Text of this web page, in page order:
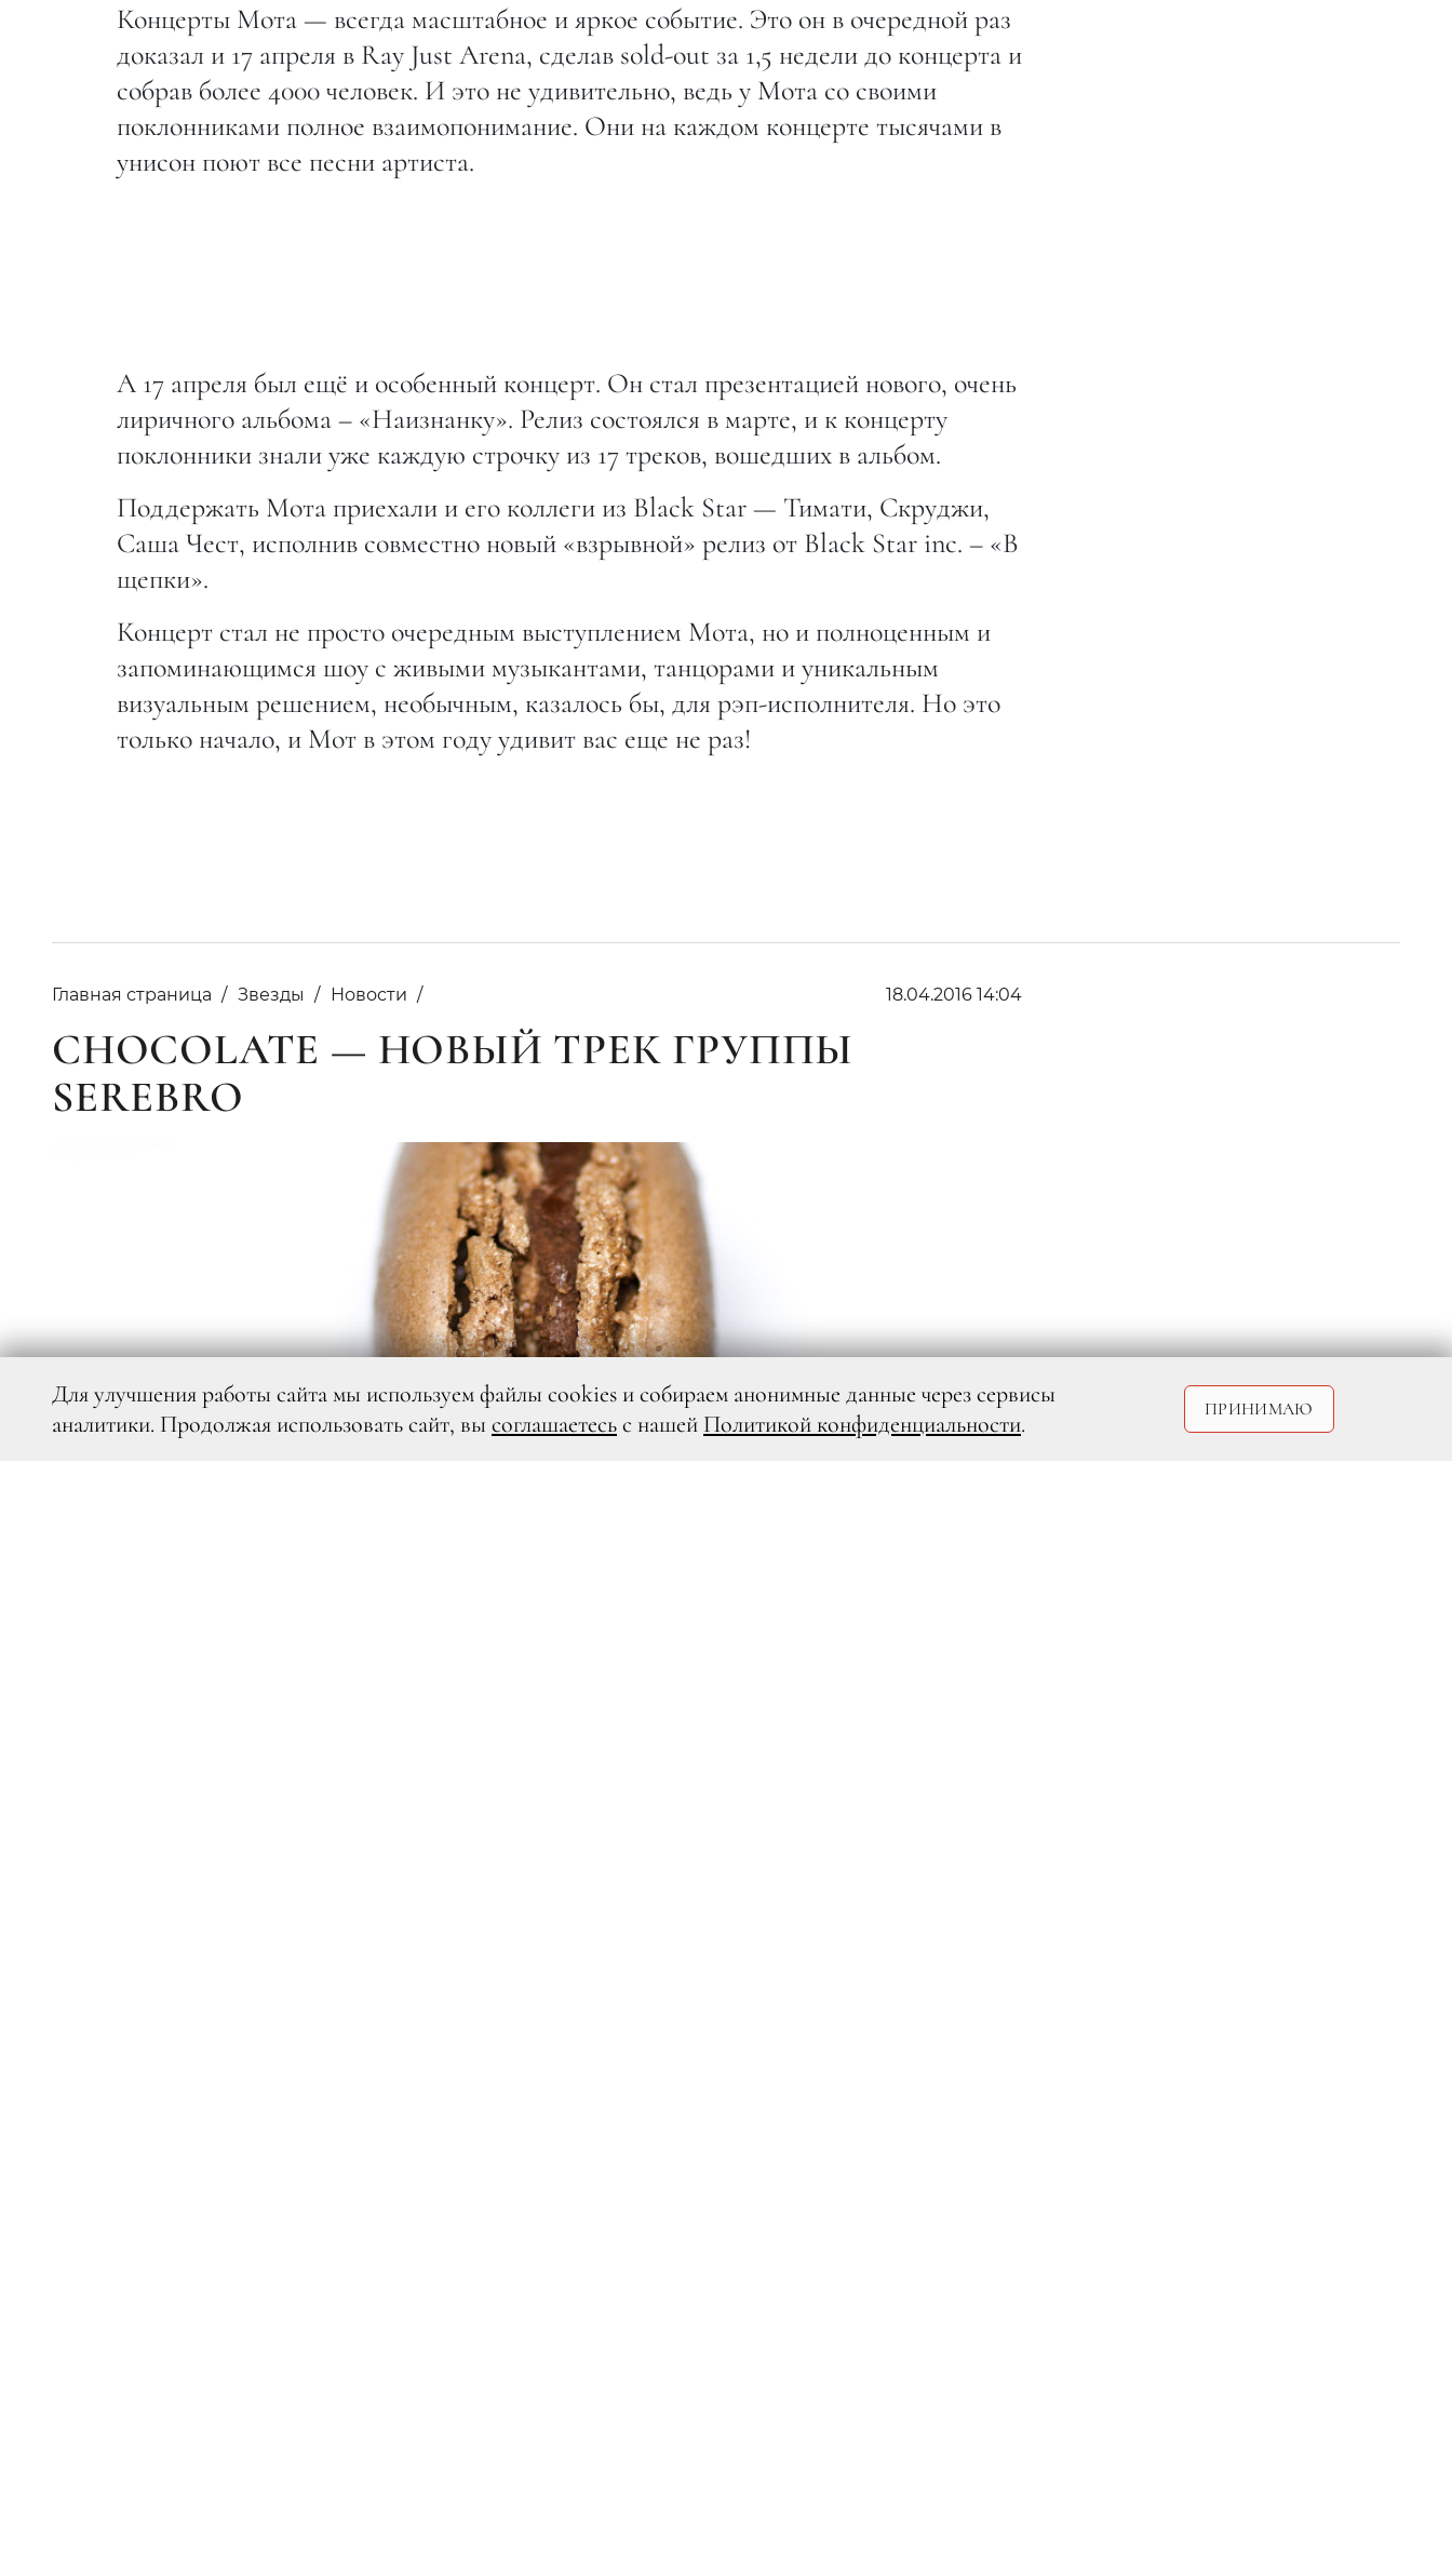
Концерты Мота — всегда масштабное и яркое событие. Это он в очередной раз
доказал и 17 апреля в Ray Just Arena, сделав sold-out за 1,5 недели до концерта и
собрав более 4000 человек. И это не удивительно, ведь у Мота со своими
поклонниками полное взаимопонимание. Они на каждом концерте тысячами в
унисон поют все песни артиста.
А 17 апреля был ещё и особенный концерт. Он стал презентацией нового, очень
лиричного альбома – «Наизнанку». Релиз состоялся в марте, и к концерту
поклонники знали уже каждую строчку из 17 треков, вошедших в альбом.
Поддержать Мота приехали и его коллеги из Black Star — Тимати, Скруджи,
Саша Чест, исполнив совместно новый «взрывной» релиз от Black Star inc. – «В
щепки».
Концерт стал не просто очередным выступлением Мота, но и полноценным и
запоминающимся шоу с живыми музыкантами, танцорами и уникальным
визуальным решением, необычным, казалось бы, для рэп-исполнителя. Но это
только начало, и Мот в этом году удивит вас еще не раз!
Главная страница Звезды Новости 18.04.2016 14:04
CHOCOLATE — НОВЫЙ ТРЕК ГРУППЫ
SEREBRO
Для улучшения работы сайта мы используем файлы cookies и собираем анонимные данные через сервисы
аналитики. Продолжая использовать сайт, вы соглашаетесьс нашей Политикой конфиденциальности.
ПРИНИМАЮ